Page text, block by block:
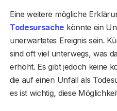
Eine weitere mögliche
Todesursache könnte ein
unerwartetes Ereignis sein.
sind oft viel unterwegs, was
erhöht. Es gibt jedoch keine
die auf einen Unfall als
es ist wichtig, diese